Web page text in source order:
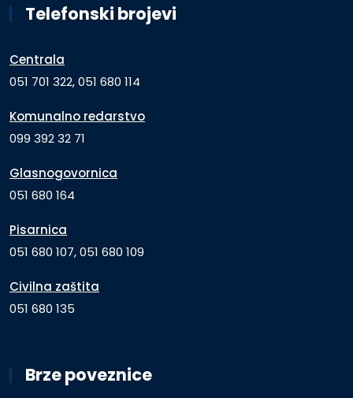
Telefonski brojevi
Centrala
051 701 322, 051 680 114
Komunalno redarstvo
099 392 32 71
Glasnogovornica
051 680 164
Pisarnica
051 680 107, 051 680 109
Civilna zaštita
051 680 135
Brze poveznice